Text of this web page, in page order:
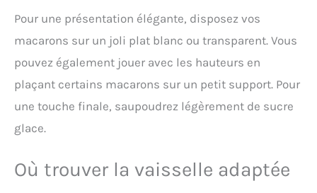
conditionné en pot
refermable (7,1 x 7,1 x 5,5
température ambiante,
dans un endroit sec pour
nouvelle occasion.
conçoit depuis 1984 des
et convivialité à chaque
cœur pour les amateurs de
saveurs authentiques et
LÉGALE DU PRODUIT:
Fromage blanc nature
Pour une présentation élégante, disposez vos
macarons sur un joli plat blanc ou transparent. Vous
pouvez également jouer avec les hauteurs en
plaçant certains macarons sur un petit support. Pour
une touche finale, saupoudrez légèrement de sucre
glace.
Où trouver la vaisselle adaptée